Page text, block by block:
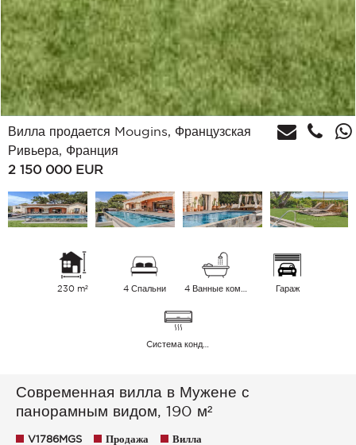
Вилла продается Mougins, Французская
Ривьера, Франция
2 150 000 EUR
230 m² 4 Спальни Гараж
Современная вилла в Мужене с
панорамным видом, 190 м²
V1786MGS Продажа Вилла